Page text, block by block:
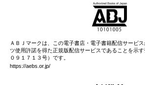
ＡＢＪマークは、この電子書店・電子書籍配信サービ
ツ使用許諾を得た正規版配信サービスであることを示
０９１７１３号）です。
https://aebs.or.jp/